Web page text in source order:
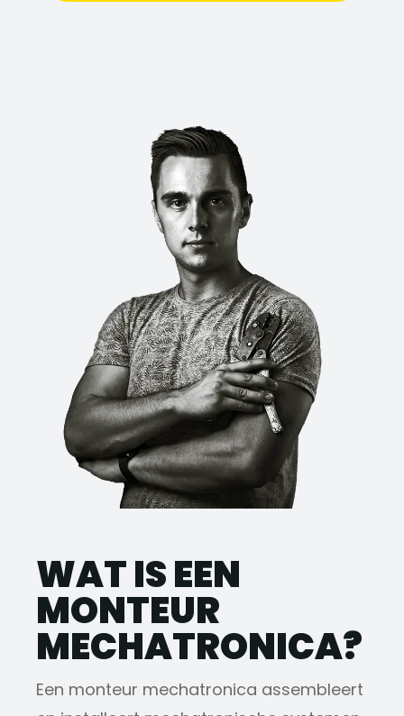
WAT IS EEN
MONTEUR
MECHATRONICA?
Een monteur mechatronica assembleert